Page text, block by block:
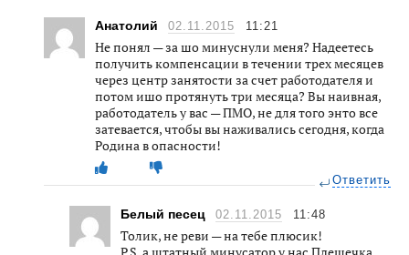
Анатолий 02.11.2015 11:21
Не понял — за шо минуснули меня? Надеетесь
получить компенсации в течении трех месяцев
через центр занятости за счет работодателя и
потом ишо протянуть три месяца? Вы наивная,
работодатель у вас — ПМО, не для того энто все
затевается, чтобы вы наживались сегодня, когда
Родина в опасности!
Ответить
Белый песец 02.11.2015 11:48
Толик, не реви — на тебе плюсик!